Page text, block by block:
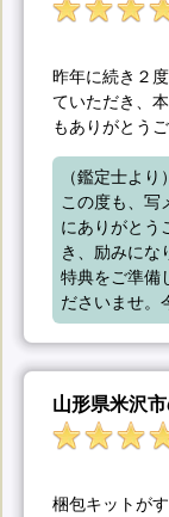
昨年に続き２
ていただき、
もありがとう
（鑑定士より）
この度も、写
にありがとう
き、励みにな
特典をご準備
ださいませ。
山形県米沢
梱包キットが